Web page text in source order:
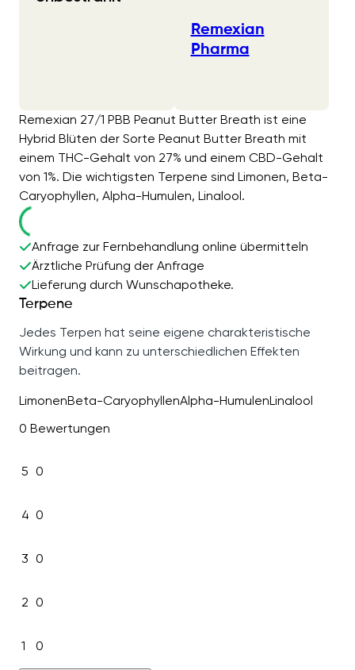
Remexian
Pharma
Remexian 27/1 PBB Peanut Butter Breath ist eine
Hybrid Blüten der Sorte Peanut Butter Breath mit
einem THC-Gehalt von 27% und einem CBD-Gehalt
von 1%. Die wichtigsten Terpene sind Limonen, Beta-
Caryophyllen, Alpha-Humulen, Linalool.
Anfrage zur Fernbehandlung online übermitteln
Ärztliche Prüfung der Anfrage
Lieferung durch Wunschapotheke.
Terpene
Jedes Terpen hat seine eigene charakteristische
Wirkung und kann zu unterschiedlichen Effekten
beitragen.
LimonenBeta-CaryophyllenAlpha-HumulenLinalool
0 Bewertungen
5 0
4 0
3 0
2 0
1 0